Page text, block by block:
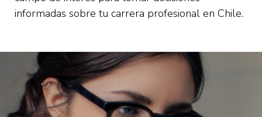
informadas sobre tu carrera profesional en Chile.